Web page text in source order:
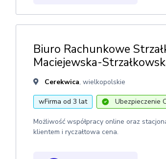
Biuro Rachunkowe
Maciejewska-
Cerekwica, wielkopolskie
wFirma od 3 lat Ubezpieczenie
Możliwość współpracy online oraz
klientem i ryczałtowa cena.